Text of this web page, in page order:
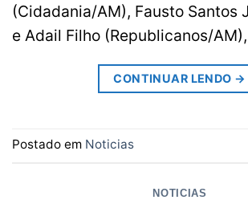
(Cidadania/AM), Fausto Santos
e Adail Filho (Republicanos/
CONTINUAR LENDO →
Postado em Noticias
NOTICIAS